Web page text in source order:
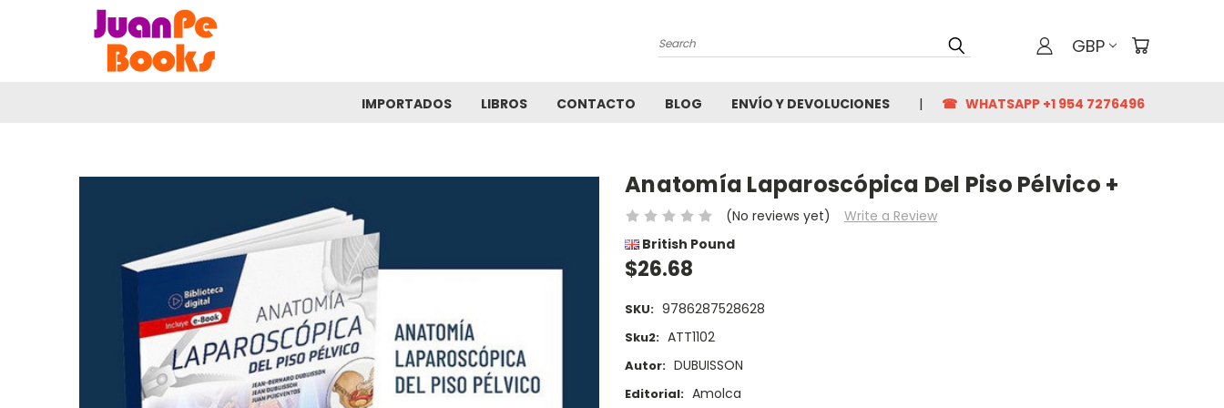
Search GBP
IMPORTADOS LIBROS CONTACTO BLOG ENVÍO Y DEVOLUCIONES ☎ WHATSAPP +1 954 7276496
Anatomía Laparoscópica Del Piso Pélvico +
(No reviews yet)
Write a Review
British Pound
$26.68
SKU: 9786287528628
Sku2: ATT1102
Autor: DUBUISSON
Editorial: Amolca